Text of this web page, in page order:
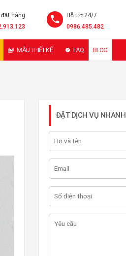
Hỗ trợ 24/7
0986.485.482
đặt hàng
MẪU THIẾT KẾ FAQ BLOG
ĐẶT DỊCH VỤ NHANH